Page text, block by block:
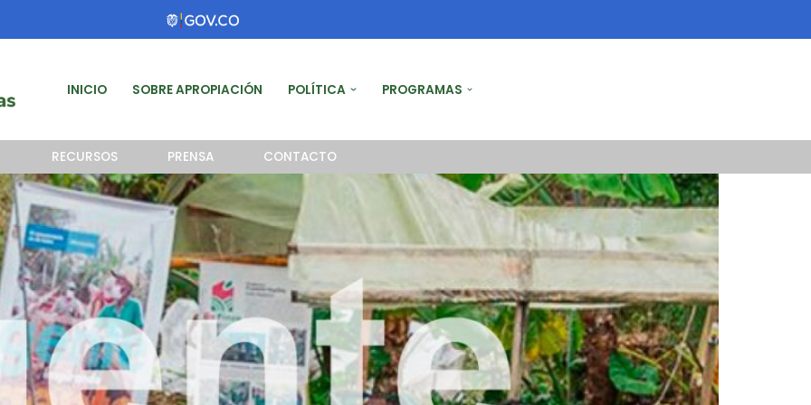
INICIO SOBRE APROPIACIÓN POLÍTICA PROGRAMAS
RECURSOS PRENSA CONTACTO